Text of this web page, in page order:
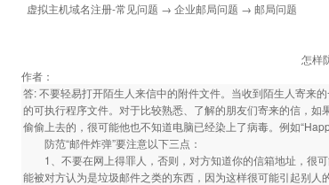
虚拟主机域名注册-常见问题 → 企业邮局问题 → 邮局问题
怎样
作者：
答: 不要轻易打开陌生人来信中的附件文件。当收到陌生人寄来
的可执行程序文件。对于比较熟悉、了解的朋友们寄来的信，
偷偷上去的，很可能他也不知道电脑已经染上了病毒。例如
防范“邮件炸弹”要注意以下三点：
1、不要在网上得罪人，否则，对方知道你的信箱地址，很
能被对方认为是垃圾邮件之类的东西，因为这样很可能引起别人